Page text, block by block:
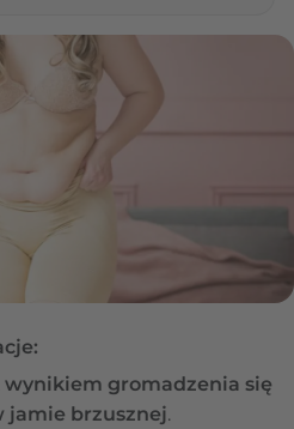
wynikiem gromadzenia się
jamie brzusznej.